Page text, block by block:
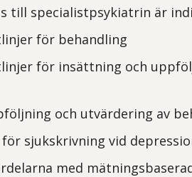
till specialistpsykiatrin är
för behandling
för insättning och
och utvärdering av
sjukskrivning vid
med